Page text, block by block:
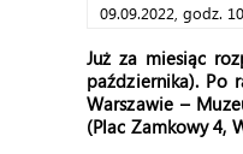
09.09.2022, godz.
Już za miesiąc
października). Po
Warszawie –
(Plac Zamkowy 4,